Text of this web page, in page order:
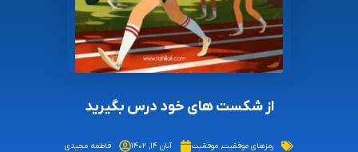
از شکست های خود درس بگیرید
رمزهای موفقیت, موفقیت آبان ۱۴, ۱۴۰۲ فاطمه مجیدی